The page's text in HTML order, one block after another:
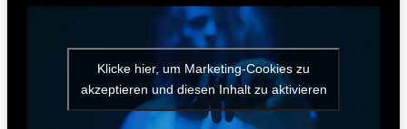
Klicke hier, um Marketing-Cookies zu
akzeptieren und diesen Inhalt zu aktivieren